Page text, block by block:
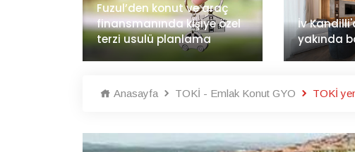
İv Kandilli'de yaşam
yakında başlıyor
BAE’nin
İnşaat
Anasayfa TOKİ - Emlak Konut GYO TOKİ